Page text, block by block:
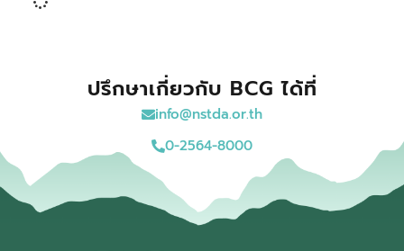
ปรึกษาเกี่ยวกับ BCG ได้ที่
info@nstda.or.th
0-2564-8000